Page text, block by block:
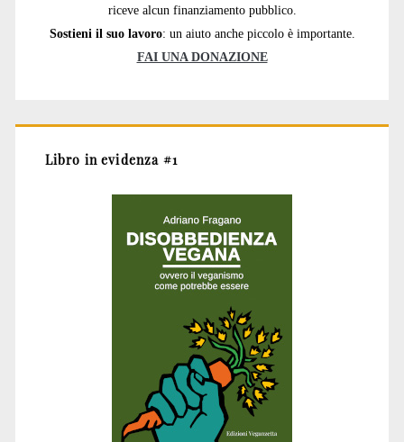
riceve alcun finanziamento pubblico.
Sostieni il suo lavoro: un aiuto anche piccolo è importante.
FAI UNA DONAZIONE
Libro in evidenza #1